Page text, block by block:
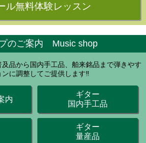
ル無料体験レッスン
のご案内 Music shop
品から国内手工品、舶来銘品まで弾きやす
に調整してご提供します‼
内
ギター
国内手工品
ギター
量産品